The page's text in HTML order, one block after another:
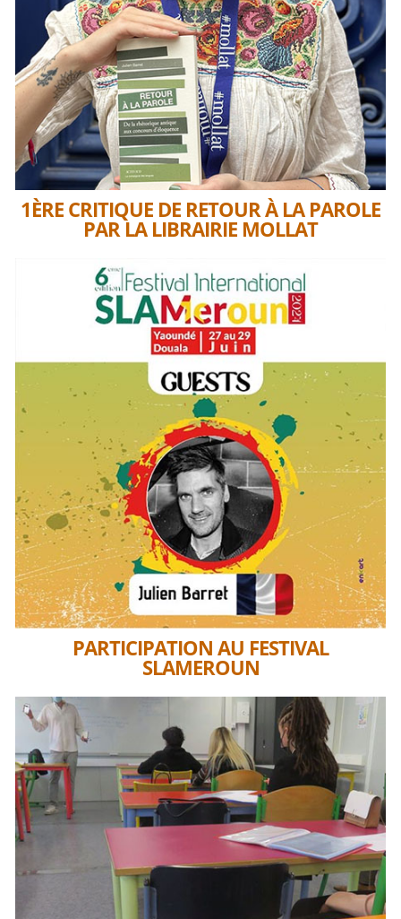
1ÈRE CRITIQUE DE RETOUR À LA PAROLE
PAR LA LIBRAIRIE MOLLAT
PARTICIPATION AU FESTIVAL
SLAMEROUN